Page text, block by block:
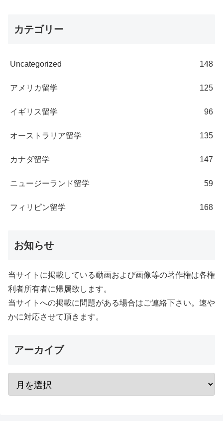
カテゴリー
Uncategorized 148
アメリカ留学 125
イギリス留学 96
オーストラリア留学 135
カナダ留学 147
ニュージーランド留学 59
フィリピン留学 168
お知らせ
当サイトに掲載している動画および画像等の著作権は各権
利者所有者に帰属致します。
当サイトへの掲載に問題がある場合はご連絡下さい。速や
かに対応させて頂きます。
アーカイブ